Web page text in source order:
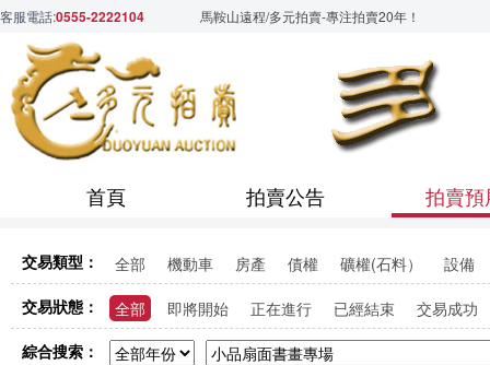
客服電話:0555-2222104 馬鞍山遠程/多元拍賣-專注拍賣20年！
首頁 拍賣公告 拍賣
交易類型： 全部 機動車 房產 債權 礦權(石料）
設備
交易狀態：
全部 即將開始 正在進行 已經結束
交易成功
綜合搜索：